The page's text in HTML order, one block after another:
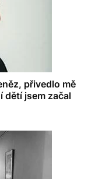
přivedlo mě
dětí jsem začal